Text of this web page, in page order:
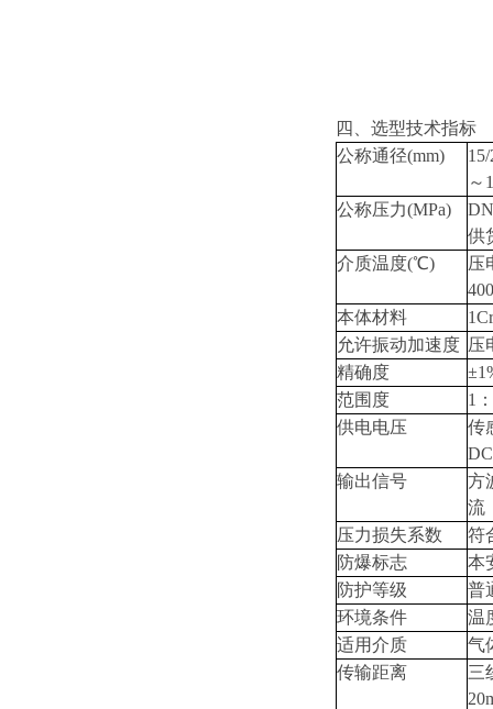
四、选型技术指标
公称通径(mm)
～
公称压力(MPa)
供
介质温度(℃)
压
本体材料
允许振动加速度 压
精确度
范围度
1
供电电压
传
输出信号
方
流
压力损失系数
符
防爆标志
本
防护等级
普
环境条件
温
适用介质
气
传输距离
三